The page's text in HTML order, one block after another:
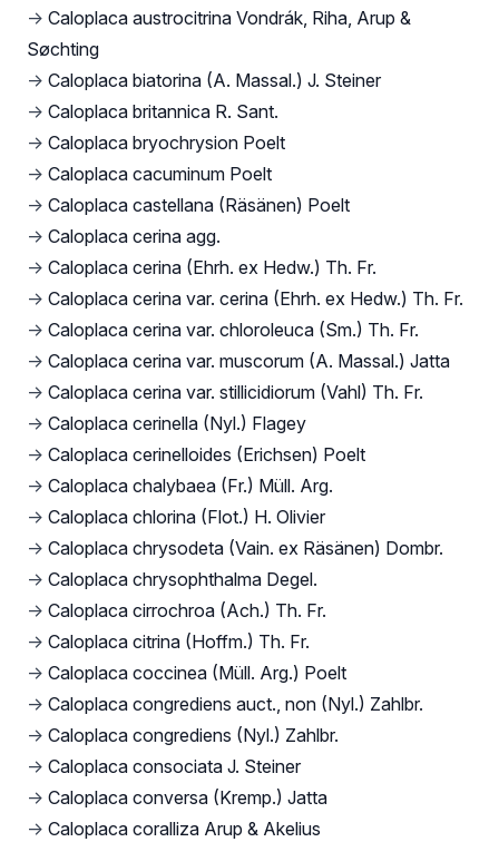
→ Caloplaca austrocitrina Vondrák, Riha, Arup &
Søchting
→ Caloplaca biatorina (A. Massal.) J. Steiner
→ Caloplaca britannica R. Sant.
→ Caloplaca bryochrysion Poelt
→ Caloplaca cacuminum Poelt
→ Caloplaca castellana (Räsänen) Poelt
→ Caloplaca cerina agg.
→ Caloplaca cerina (Ehrh. ex Hedw.) Th. Fr.
→ Caloplaca cerina var. cerina (Ehrh. ex Hedw.) Th. Fr.
→ Caloplaca cerina var. chloroleuca (Sm.) Th. Fr.
→ Caloplaca cerina var. muscorum (A. Massal.) Jatta
→ Caloplaca cerina var. stillicidiorum (Vahl) Th. Fr.
→ Caloplaca cerinella (Nyl.) Flagey
→ Caloplaca cerinelloides (Erichsen) Poelt
→ Caloplaca chalybaea (Fr.) Müll. Arg.
→ Caloplaca chlorina (Flot.) H. Olivier
→ Caloplaca chrysodeta (Vain. ex Räsänen) Dombr.
→ Caloplaca chrysophthalma Degel.
→ Caloplaca cirrochroa (Ach.) Th. Fr.
→ Caloplaca citrina (Hoffm.) Th. Fr.
→ Caloplaca coccinea (Müll. Arg.) Poelt
→ Caloplaca congrediens auct., non (Nyl.) Zahlbr.
→ Caloplaca congrediens (Nyl.) Zahlbr.
→ Caloplaca consociata J. Steiner
→ Caloplaca conversa (Kremp.) Jatta
→ Caloplaca coralliza Arup & Akelius